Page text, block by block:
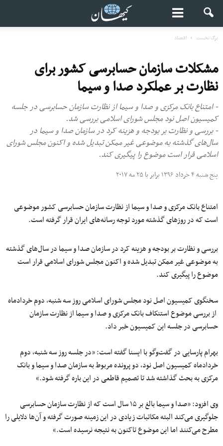
برگ نخست اقتصاد
مشکلات سازمان حسابرسی کشور برای
نظارت بر عملکرد صدا و سیما
- امتناع بانک مرکزی و صدا و سیما از نظارت سازمان حسابرسی در جلسه
کمیسیون اصل نود مجلس شورای اسلامی بررسی شد.
- بررسی و نظارت بر بودجه و هزینه کرد در سازمان صدا و سیما در
سال‌های گذشته به موضوعی غیر ممکن تبدیل شده و اکنون مجلس شورای
اسلامی قرار است موضوع را پیگیری کند.
پنج شنبه ۴ خرداد ۱۳۹۶ برابر با ۲۵ مه ۲۰۱۷
امتناع بانک مرکزی وصداوسیمااز نظارت سازمان حسابرسی کشور موضوعی
است که در روزهای گذشتهموردتوجهرسانه‌هایایرانقرارگرفتهاست.
بررسی و نظارت بر بودجه و هزینه کرد در سازمانصداوسیمادرسال‌هایگذشته
به موضوعیغیرممکنتبدیلشدهو اکنون مجلس شورای اسلامی قرار است
موضوع را پیگیری کند.
سخنگوی کمیسیون اصلنودمجلس شورای اسلامی روزسهشنبه،دومخردادماه
از بررسی موضوع استنکاف بانک مرکزی وصداوسیمااز نظارت سازمان
حسابرسی در جلسه این کمیسیون خبر داد.
بهرام پارسایی در گفت‌وگو با ایسنا گفته است: «در جلسه روزسهشنبه،دوم
خردادماه کمیسیون اصلنود،دوپرونده مربوط به سازمانصداوسیماو بانک
مرکزی به بحث گذاشته شد تا تصمیم قاطعیدراینبارهگرفته شود.»
وی افزود:‌ «صداوسیمابالغبر۱۵سال است که از نظارت سازمان حسابرسی
جلوگیری می‌کند البته مکاتبات زیادی در این زمینه صورت گرفته و آن‌ها دلایلی را
مطرح می‌کنند اما این موضوع تاکنون به نتیجه نرسیده است.»